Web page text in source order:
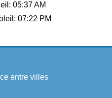
05:37 AM
07:22 PM
entre villes